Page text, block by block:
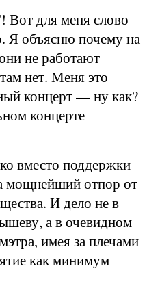
Вот для меня слово
Я объясню почему на
не работают
нет. Меня это
концерт — ну как?
концерте
вместо поддержки
мощнейший отпор от
И дело не в
а в очевидном
имея за плечами
как минимум